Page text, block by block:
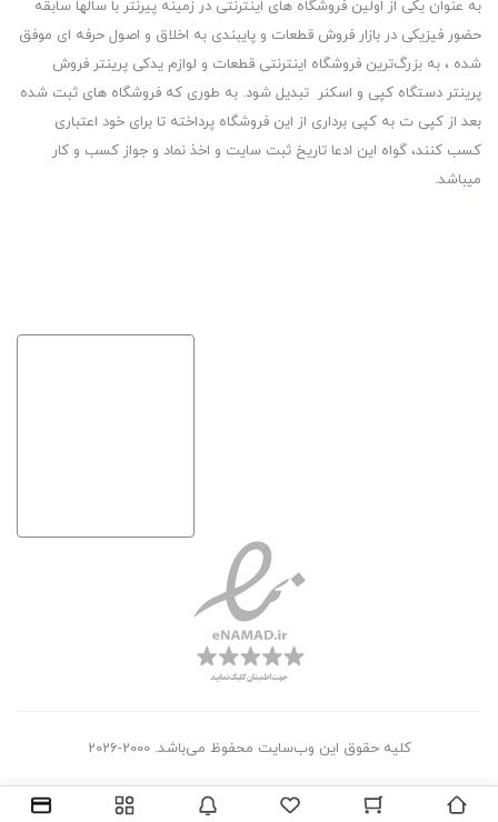
به عنوان یکی از اولین فروشگاه های اینترنتی در زمینه پیرنتر با سالها سابقه
حضور فیزیکی در بازار فروش قطعات و پایبندی به اخلاق و اصول حرفه ای موفق
شده ، به بزرگ‌ترین فروشگاه اینترنتی قطعات و لوازم یدکی پرینتر فروش
پرینتر دستگاه کپی و اسکنر تبدیل شود. به طوری که فروشگاه های ثبت شده
بعد از کپی ت به کپی برداری از این فروشگاه پرداخته تا برای خود اعتباری
کسب کنند، گواه این ادعا تاریخ ثبت سایت و اخذ نماد و جواز کسب و کار
میباشد.
کلیه حقوق این وب‌سایت محفوظ می‌باشد. 2000-2026